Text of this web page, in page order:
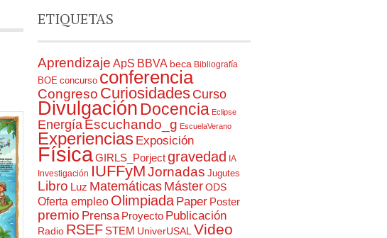
ETIQUETAS
Aprendizaje ApS BBVA beca Bibliografía
BOE concurso conferencia
Congreso Curiosidades Curso
DivulgaciónDocencia Eclipse
Energía Escuchando_g EscuelaVerano
Experiencias Exposición
FísicaGIRLS_Porjectgravedad
IA
Investigación IUFFyMJornadas Jugutes
Libro Luz Matemáticas MásterODS
Oferta empleo Olimpiada Paper Poster
premio Prensa Proyecto Publicación
Radio RSEF STEM UniverUSAL Video